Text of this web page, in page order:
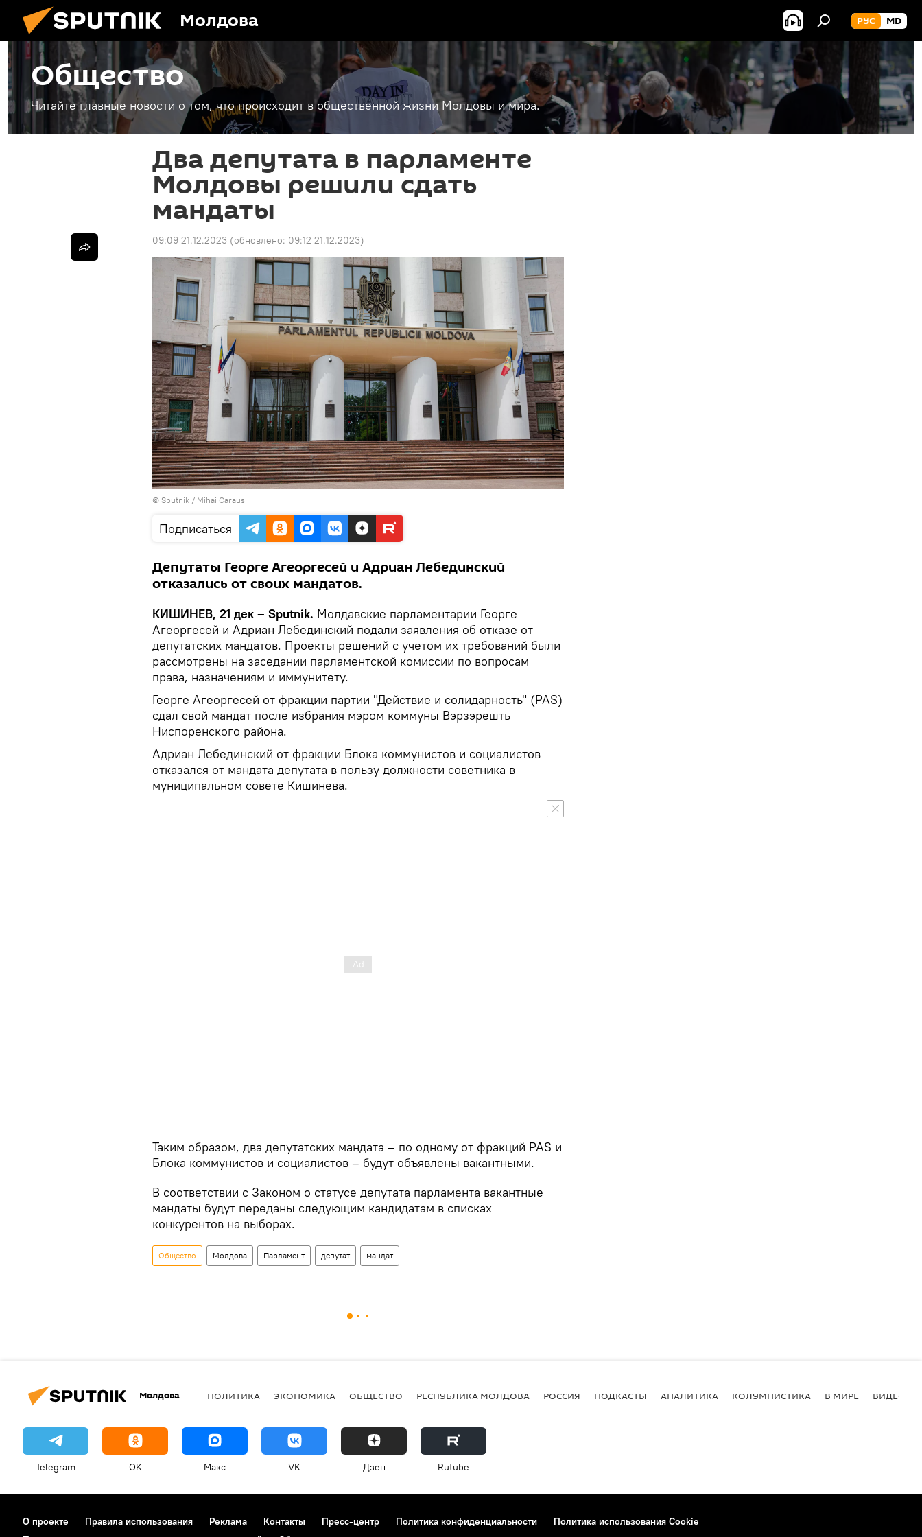
Молдова РУС MD
Общество
Читайте главные новости о том, что происходит в общественной жизни Молдовы и мира.
Два депутата в парламенте
Молдовы решили сдать
мандаты
09:09 21.12.2023 (обновлено: 09:12 21.12.2023)
© Sputnik / Mihai Caraus
Подписаться
Депутаты Георге Агеоргесей и Адриан Лебединский
отказались от своих мандатов.
КИШИНЕВ, 21 дек – Sputnik. Молдавские парламентарии Георге
Агеоргесей и Адриан Лебединский подали заявления об отказе от
депутатских мандатов. Проекты решений с учетом их требований были
рассмотрены на заседании парламентской комиссии по вопросам
права, назначениям и иммунитету.
Георге Агеоргесей от фракции партии "Действие и солидарность" (PAS)
сдал свой мандат после избрания мэром коммуны Вэрзэрешть
Ниспоренского района.
Адриан Лебединский от фракции Блока коммунистов и социалистов
отказался от мандата депутата в пользу должности советника в
муниципальном совете Кишинева.
Таким образом, два депутатских мандата – по одному от фракций PAS и
Блока коммунистов и социалистов – будут объявлены вакантными.
В соответствии с Законом о статусе депутата парламента вакантные
мандаты будут переданы следующим кандидатам в списках
конкурентов на выборах.
Общество Молдова Парламент депутат мандат
Молдова ПОЛИТИКА ЭКОНОМИКА ОБЩЕСТВО РЕСПУБЛИКА МОЛДОВА РОССИЯ ПОДКАСТЫ АНАЛИТИКА КОЛУМНИСТИКА В МИРЕ ВИДЕО
Telegram OK Макс VK Дзен Rutube
О проекте Правила использования Реклама Контакты Пресс-центр Политика конфиденциальности
Политика использования Cookie